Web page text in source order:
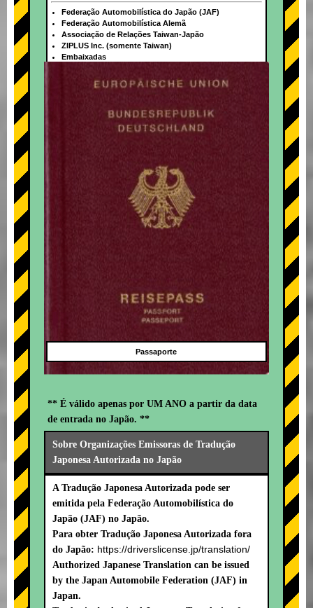
+
Federação Automobilística do Japão (JAF)
Federação Automobilística Alemã
Associação de Relações Taiwan-Japão
ZIPLUS Inc. (somente Taiwan)
Embaixadas
Passaporte
** É válido apenas por UM ANO a partir da data
de entrada no Japão. **
Sobre Organizações Emissoras de Tradução
Japonesa Autorizada no Japão
A Tradução Japonesa Autorizada pode ser
emitida pela Federação Automobilística do
Japão (JAF) no Japão.
Para obter Tradução Japonesa Autorizada fora
do Japão: https://driverslicense.jp/translation/
Authorized Japanese Translation can be issued
by the Japan Automobile Federation (JAF) in
Japan.